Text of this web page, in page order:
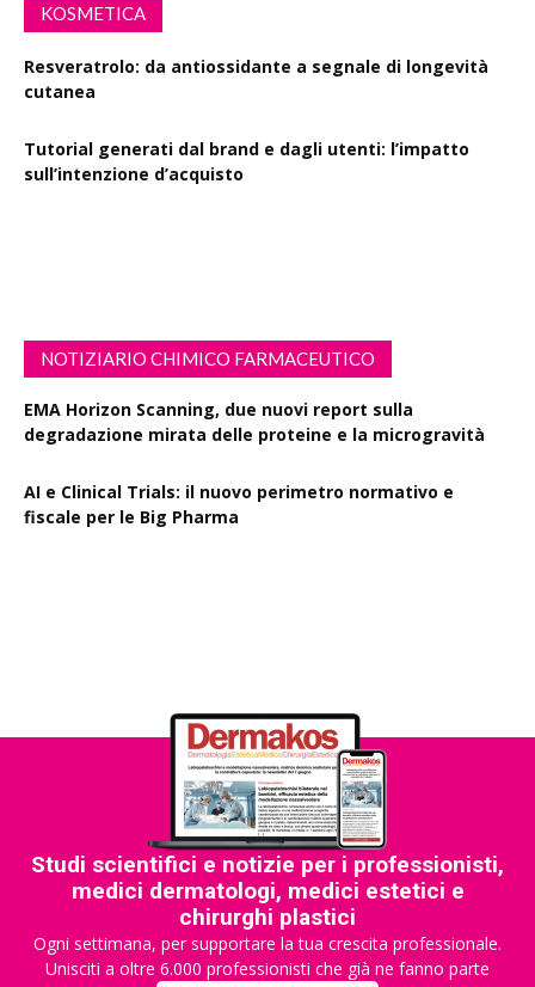
KOSMETICA
Resveratrolo: da antiossidante a segnale di longevità
cutanea
Tutorial generati dal brand e dagli utenti: l’impatto
sull’intenzione d’acquisto
NOTIZIARIO CHIMICO FARMACEUTICO
EMA Horizon Scanning, due nuovi report sulla
degradazione mirata delle proteine e la microgravità
AI e Clinical Trials: il nuovo perimetro normativo e
fiscale per le Big Pharma
Studi scientifici e notizie per i professionisti,
medici dermatologi, medici estetici e
chirurghi plastici
Ogni settimana, per supportare la tua crescita professionale.
Unisciti a oltre 6.000 professionisti che già ne fanno parte